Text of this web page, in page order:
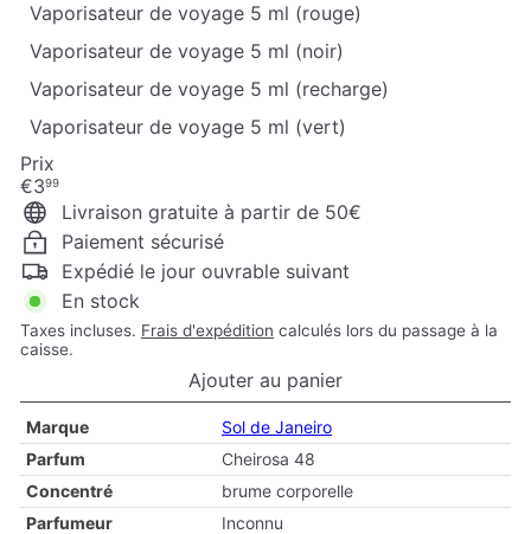
Vaporisateur de voyage 5 ml (rouge)
Vaporisateur de voyage 5 ml (noir)
Vaporisateur de voyage 5 ml (recharge)
Vaporisateur de voyage 5 ml (vert)
Prix
Prix
régulier
€399
Livraison gratuite à partir de 50€
Paiement sécurisé
Expédié le jour ouvrable suivant
En stock
Taxes incluses. Frais d'expédition calculés lors du passage à la
caisse.
Ajouter au panier
Marque
Sol de Janeiro
Parfum
Cheirosa 48
Concentré
brume corporelle
Parfumeur
Inconnu